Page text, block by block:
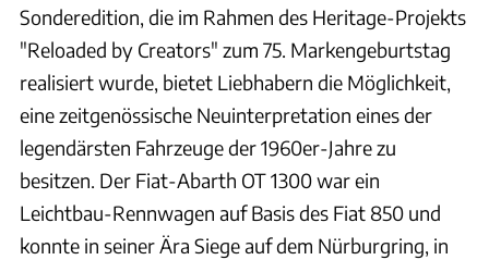
Sonderedition, die im Rahmen des Heritage-Projekts
"Reloaded by Creators" zum 75. Markengeburtstag
realisiert wurde, bietet Liebhabern die Möglichkeit,
eine zeitgenössische Neuinterpretation eines der
legendärsten Fahrzeuge der 1960er-Jahre zu
besitzen. Der Fiat-Abarth OT 1300 war ein
Leichtbau-Rennwagen auf Basis des Fiat 850 und
konnte in seiner Ära Siege auf dem Nürburgring, in